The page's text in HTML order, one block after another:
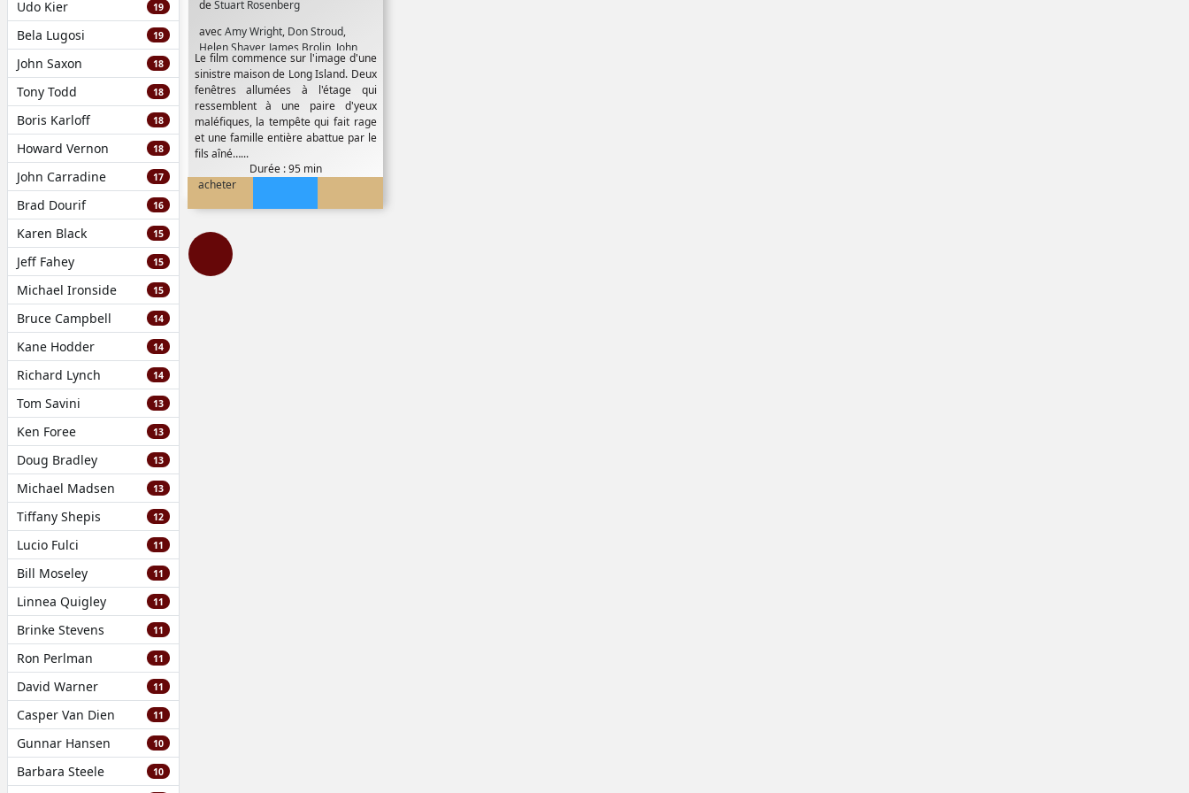
Udo Kier 19
Bela Lugosi 19
John Saxon 18
Tony Todd 18
Boris Karloff 18
Howard Vernon 18
John Carradine 17
Brad Dourif 16
Karen Black 15
Jeff Fahey 15
Michael Ironside 15
Bruce Campbell 14
Kane Hodder 14
Richard Lynch 14
Tom Savini 13
Ken Foree 13
Doug Bradley 13
Michael Madsen 13
Tiffany Shepis 12
Lucio Fulci 11
Bill Moseley 11
Linnea Quigley 11
Brinke Stevens 11
Ron Perlman 11
David Warner 11
Casper Van Dien 11
Gunnar Hansen 10
Barbara Steele 10
deStuart Rosenberg
avecAmy Wright, Don Stroud,
Helen Shaver, James Brolin, John
Larch, K.CµMartel,Margot Kidder,
Meeno Peluce,Michael Sacks,
Murray Hamilton,Natasha Ryan
Rod Steiger
Le film commence sur l'image d'une
sinistre maison de Long Island. Deux
fenêtres allumées à l'étage qui
ressemblent à une paire d'yeux
maléfiques, la tempête qui fait rage
et une famille entière abattue par le
fils aîné…...
Durée : 95 min
acheter